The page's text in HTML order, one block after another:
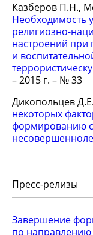
Казберов П.Н.,
Необходимость
религиозно-
настроений при
и
– 2015 г. – № 33
Дикопольцев
некоторых
формированию
Пресс-релизы
Завершение
по направлению